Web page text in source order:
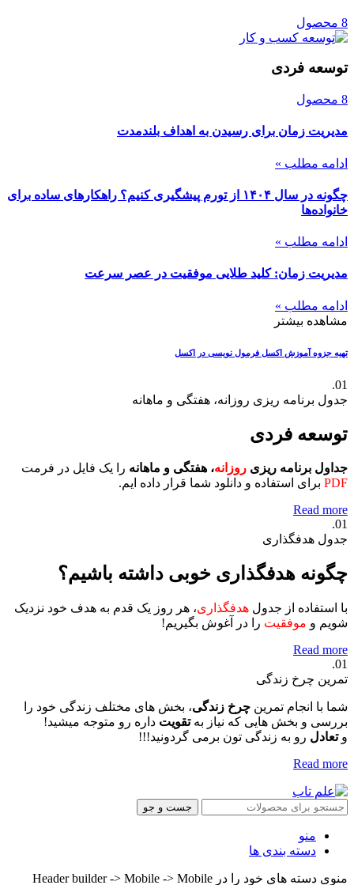
8 محصول
توسعه فردی
8 محصول
مدیریت زمان برای رسیدن به اهداف بلندمدت
ادامه مطلب »
چگونه در سال ۱۴۰۴ از تورم پیشگیری کنیم؟ راهکارهای ساده برای
خانواده‌ها
ادامه مطلب »
مدیریت زمان: کلید طلایی موفقیت در عصر سرعت
ادامه مطلب »
مشاهده بیشتر
تهیه جزوه آموزش اکسل فرمول نویسی در اکسل
01.
جدول برنامه ریزی روزانه، هفتگی و ماهانه
توسعه فردی
جداول برنامه ریزی روزانه، هفتگی و ماهانه را یک فایل در فرمت
PDF برای استفاده و دانلود شما قرار داده ایم.
Read more
01.
جدول هدفگذاری
چگونه هدفگذاری خوبی داشته باشیم؟
با استفاده از جدول هدفگذاری، هر روز یک قدم به هدف خود نزدیک
شویم و موفقیت را در آغوش بگیریم!
Read more
01.
تمرین چرخ زندگی
شما با انجام تمرین چرخ زندگی، بخش های مختلف زندگی خود را
بررسی و بخش هایی که نیاز بهتقویت داره رو متوجه میشید!
وتعادل رو به زندگی تون برمی گردونید!!!
Read more
جست و جو
منو
دسته بندی ها
منوی دسته های خود را در Header builder -> Mobile -> Mobile